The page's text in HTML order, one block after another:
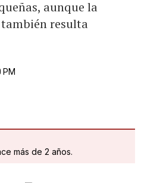
aunque la
resulta
PM
más de 2 años.